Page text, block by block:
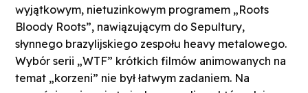
wyjątkowym, nietuzinkowym programem „Roots
Bloody Roots”, nawiązującym do Sepultury,
słynnego brazylijskiego zespołu heavy metalowego.
Wybór serii „WTF” krótkich filmów animowanych na
temat „korzeni” nie był łatwym zadaniem. Na